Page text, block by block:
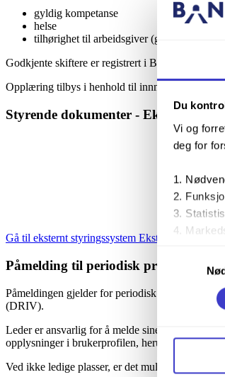
Du
Vi og
deg for
Ved å
trykke
Du kan
gyldig kompetanse
helse
tilhørighet til arbeidsgiver (godkjent
Godkjente skiftere er registrert i Bane NORs
Opplæring tilbys i henhold til innmeldt behov.
Styrende dokumenter - Ekstern
Gå til eksternt styringssystem Ekstern lenke
Påmelding til periodisk prøving
Påmeldingen gjelder for periodisk prøving med
(DRIV).
Leder er ansvarlig for å melde sine ressurser
opplysninger i brukerprofilen, herunder
Ved ikke ledige plasser, er det mulig å settes opp